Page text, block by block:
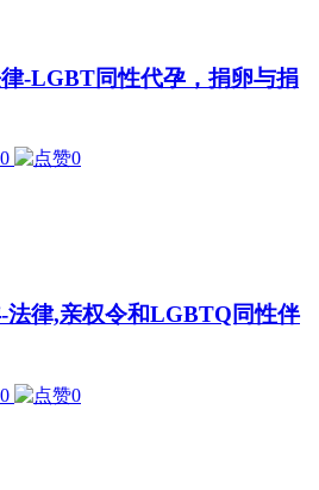
-LGBT同性代孕，捐卵与捐
0 0
法律,亲权令和LGBTQ同性伴
0 0